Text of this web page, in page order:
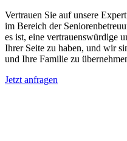
Vertrauen Sie auf unsere
im Bereich der
es ist, eine vertrauenswürdige
Ihrer Seite zu haben, und wir
und Ihre Familie zu
Jetzt anfragen